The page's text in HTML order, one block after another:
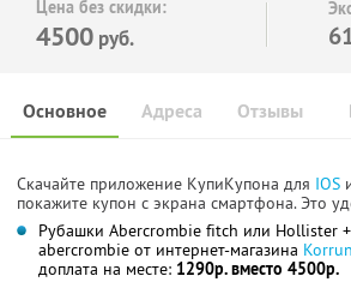
Цена без скидки:
4500 руб.
Основное Отзывы
Адреса
Скачайте приложение КупиКупона для IOS
покажите купон с экрана смартфона. Это
Рубашки Abercrombie fitch или Hollister
abercrombie от интернет-магазина
доплата на месте: 1290р. вместо 4500р.